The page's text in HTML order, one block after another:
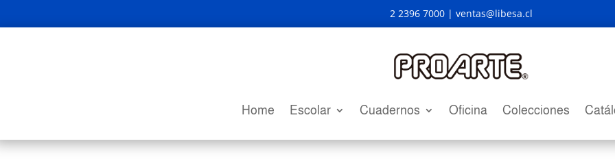
2 2396 7000 | ventas@libesa.cl
Home Escolar Cuadernos Oficina Colecciones